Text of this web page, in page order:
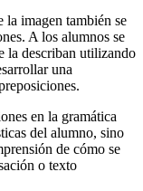
la imagen también se
A los alumnos se
la describan utilizando
una
en la gramática
del alumno, sino
de cómo se
o texto